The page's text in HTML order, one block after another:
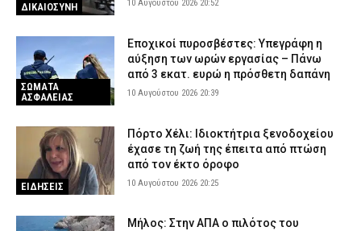
ΔΙΚΑΙΟΣΥΝΗ 10 Αυγούστου 2026 20:52
ΣΩΜΑΤΑ
ΑΣΦΑΛΕΙΑΣ
Εποχικοί πυροσβέστες: Υπεγράφη η
αύξηση των ωρών εργασίας – Πάνω
από 3 εκατ. ευρώ η πρόσθετη δαπάνη
10 Αυγούστου 2026 20:39
ΕΙΔΗΣΕΙΣ
Πόρτο Χέλι: Ιδιοκτήτρια ξενοδοχείου
έχασε τη ζωή της έπειτα από πτώση
από τον έκτο όροφο
10 Αυγούστου 2026 20:25
Μήλος: Στην ΑΠΑ ο πιλότος του